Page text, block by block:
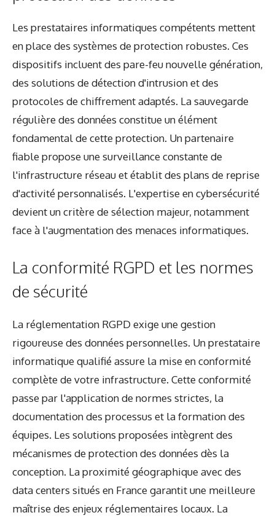
Les prestataires informatiques compétents mettent
en place des systèmes de protection robustes. Ces
dispositifs incluent des pare-feu nouvelle génération,
des solutions de détection d'intrusion et des
protocoles de chiffrement adaptés. La sauvegarde
régulière des données constitue un élément
fondamental de cette protection. Un partenaire
fiable propose une surveillance constante de
l'infrastructure réseau et établit des plans de reprise
d'activité personnalisés. L'expertise en cybersécurité
devient un critère de sélection majeur, notamment
face à l'augmentation des menaces informatiques.
La conformité RGPD et les normes
de sécurité
La réglementation RGPD exige une gestion
rigoureuse des données personnelles. Un prestataire
informatique qualifié assure la mise en conformité
complète de votre infrastructure. Cette conformité
passe par l'application de normes strictes, la
documentation des processus et la formation des
équipes. Les solutions proposées intègrent des
mécanismes de protection des données dès la
conception. La proximité géographique avec des
data centers situés en France garantit une meilleure
maîtrise des enjeux réglementaires locaux. La